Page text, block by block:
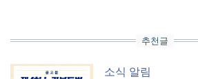
추천글
소식 알림